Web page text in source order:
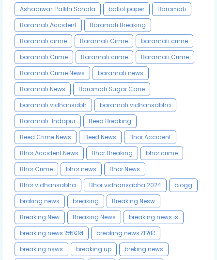
Ashadiwari Palkhi Sohala ballot paper
Baramati
Baramati Accident
Baramati Breaking
Baramati cimre
Baramati Cirme
baramati crime
baramati Crime
Baramati crime
Baramati Crime
Baramati Crime News
baramati news
Baramati News
Baramati Sugar Cane
baramati vidhansabh
baramati vidhansabha
Baramati-Indapur
Beed Breaking
Beed Crime News
Beed News
Bhor Accident
Bhor Accident News
Bhor Breaking
bhor crime
Bhor Crime
bhor news
Bhor News
Bhor vidhansabha
Bhor vidhansabha 2024
blogg
braking news
breaking
Breaking Nesw
Breaking New
Breaking News
breaking news is
breaking news रक्तदान
breaking news साखर
breaking nsws
breaking up
breking news